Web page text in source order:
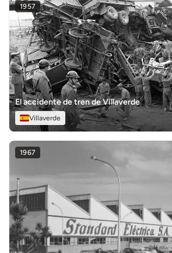
1957
El accidente de tren de Villaverde
Villaverde
1967